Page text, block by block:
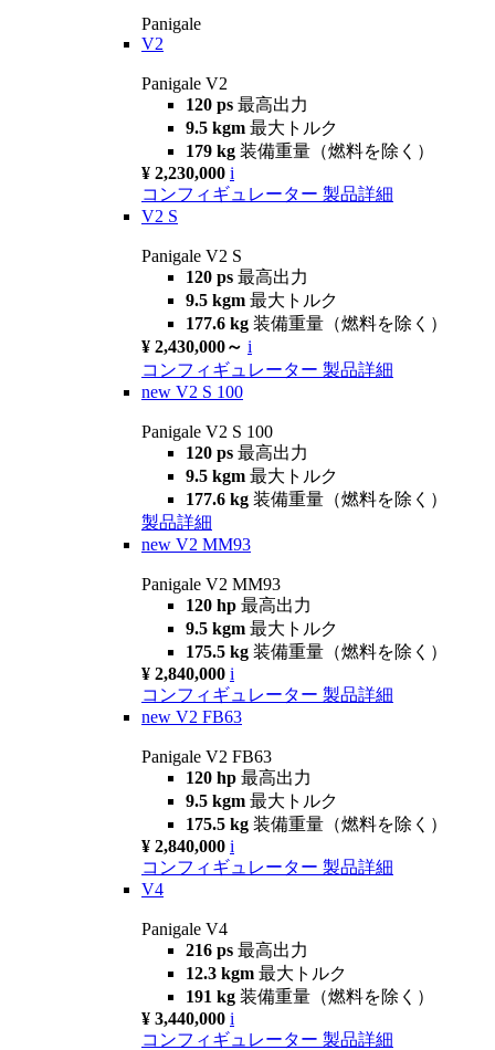
Panigale
V2
Panigale V2
120 ps 最高出力
9.5 kgm 最大トルク
179 kg 装備重量（燃料を除く）
¥ 2,230,000 i
コンフィギュレーター 製品詳細
V2 S
Panigale V2 S
120 ps 最高出力
9.5 kgm 最大トルク
177.6 kg 装備重量（燃料を除く）
¥ 2,430,000～ i
コンフィギュレーター 製品詳細
new V2 S 100
Panigale V2 S 100
120 ps 最高出力
9.5 kgm 最大トルク
177.6 kg 装備重量（燃料を除く）
製品詳細
new V2 MM93
Panigale V2 MM93
120 hp 最高出力
9.5 kgm 最大トルク
175.5 kg 装備重量（燃料を除く）
¥ 2,840,000 i
コンフィギュレーター 製品詳細
new V2 FB63
Panigale V2 FB63
120 hp 最高出力
9.5 kgm 最大トルク
175.5 kg 装備重量（燃料を除く）
¥ 2,840,000 i
コンフィギュレーター 製品詳細
V4
Panigale V4
216 ps 最高出力
12.3 kgm 最大トルク
191 kg 装備重量（燃料を除く）
¥ 3,440,000 i
コンフィギュレーター 製品詳細